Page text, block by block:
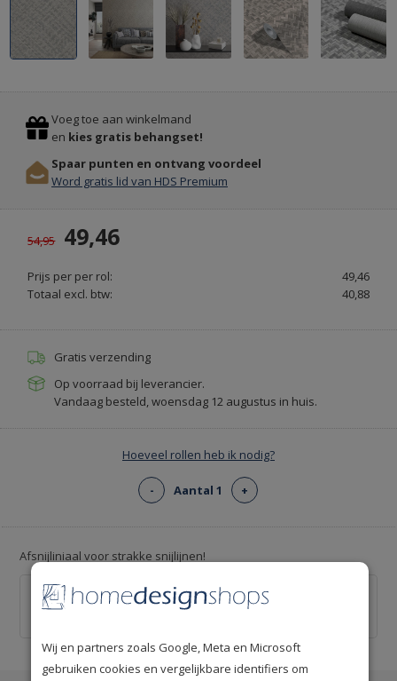
PURE
&
EN
KALKVERF
PAINT
&
PURE.NL
Previous
Stop
Voeg toe aan winkelmand
en kies gratis behangset!
Spaar punten en ontvang voordeel
Word gratis lid van HDS Premium
54,95 49,46
Prijs per per rol:
49,46
Totaal excl. btw:
40,88
Gratis verzending
Op voorraad bij leverancier.
Vandaag besteld, woensdag 12 augustus in huis.
Hoeveel rollen heb ik nodig?
- Aantal 1 +
Afsnijliniaal voor strakke snijlijnen!
Behang afsnijliniaal 55cm
Wij en partners zoals Google, Meta en Microsoft
gebruiken cookies en vergelijkbare identifiers om